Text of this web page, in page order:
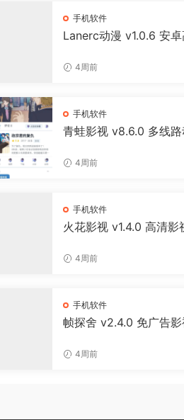
手机软件
Lanerc动漫 v1.0.6 安卓
4周前
手机软件
青蛙影视 v8.6.0 多线路
剧软件
4周前
手机软件
火花影视 v1.4.0 高清影
4周前
手机软件
帧探舍 v2.4.0 免广告影
4周前